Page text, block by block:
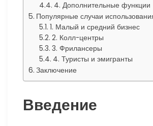
4. Дополнительные функции
Популярные случаи
1. Малый и средний бизнес
2. Колл-центры
3. Фрилансеры
4. Туристы и эмигранты
Заключение
Введение